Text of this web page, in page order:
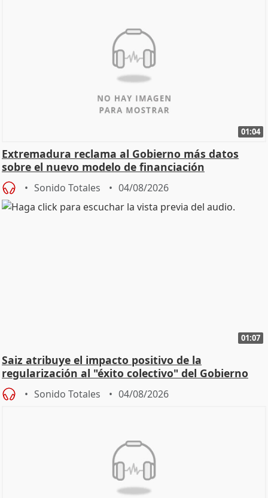
01:04
Extremadura reclama al Gobierno más datos
sobre el nuevo modelo de financiación
Sonido Totales 04/08/2026
01:07
Saiz atribuye el impacto positivo de la
regularización al "éxito colectivo" del Gobierno
Sonido Totales 04/08/2026